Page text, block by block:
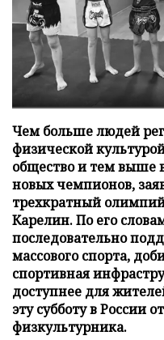
Чем больше людей
физической
общество и тем выше
новых чемпионов,
трехкратный
Карелин. По его
последовательно
массового спорта,
спортивная
доступнее для
эту субботу в России
физкультурника.